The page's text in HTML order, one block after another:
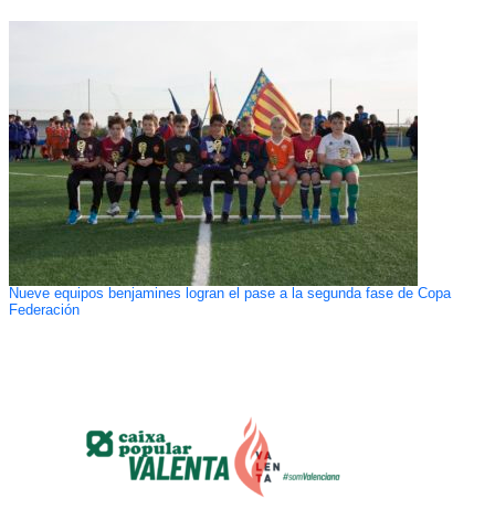
Nueve equipos benjamines logran el pase a la segunda fase de Copa
Federación